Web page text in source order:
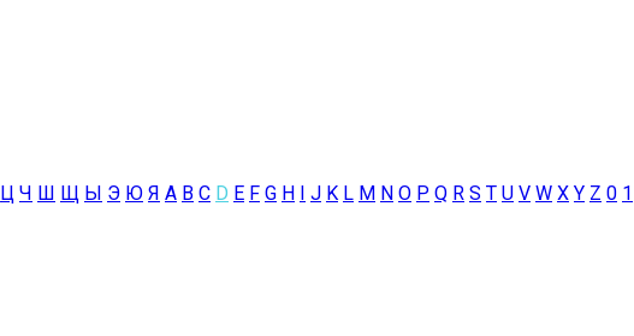
Ц Ч Ш Щ Ы Э Ю Я A B C D E F G H I J K L M N O P Q R S T U V W X Y Z 0 1